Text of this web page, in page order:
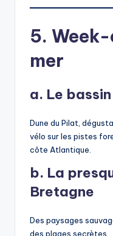
5.
mer
a. Le
Dune du Pilat,
vélo sur les pistes
côte Atlantique.
b. La
Bretagne
Des paysages
des plages secrètes…